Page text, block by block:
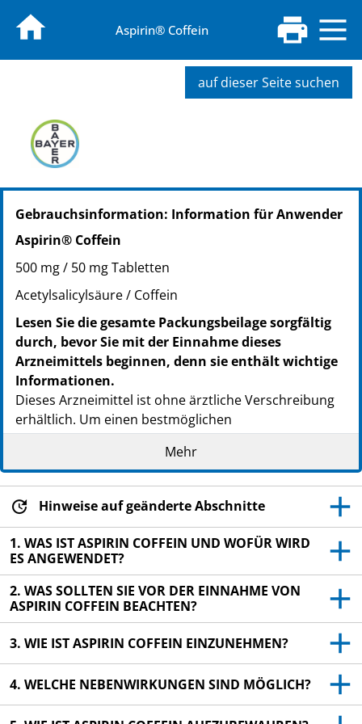
Aspirin® Coffein
auf dieser Seite suchen
PZN: 05461711
PPN: 110546171110
NTIN: 04150054617115
Gebrauchsinformation: Information für Anwender
Aspirin® Coffein
500 mg / 50 mg Tabletten
Acetylsalicylsäure / Coffein
Lesen Sie die gesamte Packungsbeilage sorgfältig
durch, bevor Sie mit der Einnahme dieses
Arzneimittels beginnen, denn sie enthält wichtige
Informationen.
Dieses Arzneimittel ist ohne ärztliche Verschreibung
erhältlich. Um einen bestmöglichen
Behandlungserfolg zu erzielen, muss Aspirin Coffein
jedoch vorschriftsmäßig angewendet werden.
Heben Sie die Packungsbeilage auf. Vielleicht
möchten Sie diese später nochmals lesen.
Fragen Sie Ihren Apotheker, wenn Sie weitere
Informationen oder einen Rat benötigen.
Wenn Sie Nebenwirkungen bemerken, wenden Sie
sich an Ihren Arzt oder Apotheker. Dies gilt auch
für Nebenwirkungen, die nicht in dieser
Packungsbeilage angegeben sind. Siehe Abschnitt
Wenn Sie sich nach 4 Tagen nicht besser oder gar
schlechter fühlen, wenden Sie sich an Ihren Arzt.
Mehr
Hinweise auf geänderte Abschnitte
1. WAS IST ASPIRIN COFFEIN UND WOFÜR WIRD
ES ANGEWENDET?
2. WAS SOLLTEN SIE VOR DER EINNAHME VON
ASPIRIN COFFEIN BEACHTEN?
3. WIE IST ASPIRIN COFFEIN EINZUNEHMEN?
4. WELCHE NEBENWIRKUNGEN SIND MÖGLICH?